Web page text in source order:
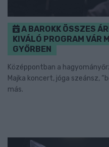
A BAROKK ÖSSZES
KIVÁLÓ PROGRAM VÁR
GYŐRBEN
Középpontban a
Majka koncert, jóga szeánsz,
más.